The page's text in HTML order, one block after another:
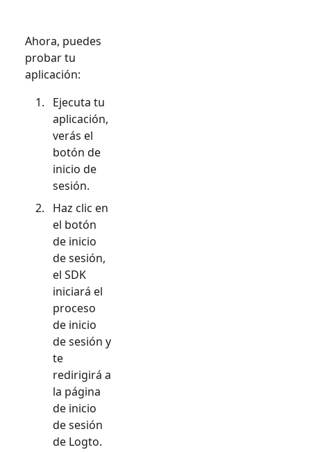
Ahora, puedes
probar tu
aplicación:
Ejecuta tu
aplicación,
verás el
botón de
inicio de
sesión.
Haz clic en
el botón
de inicio
de sesión,
el SDK
iniciará el
proceso
de inicio
de sesión y
te
redirigirá a
la página
de inicio
de sesión
de Logto.